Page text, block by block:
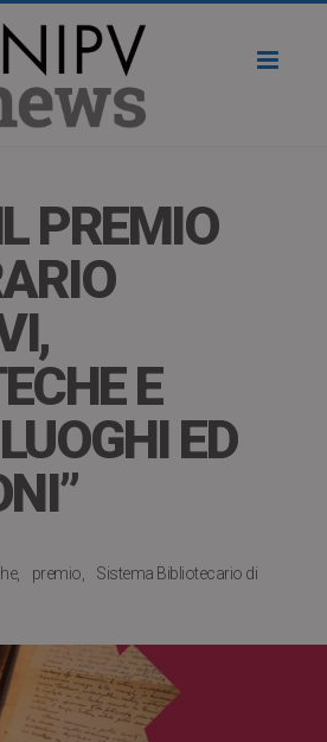
PREMIO
E
ED
premio
Sistema Bibliotecario di